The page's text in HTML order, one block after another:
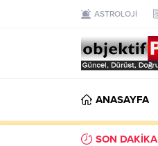
ASTROLOJİ
ANASAYFA
SON DAKİKA